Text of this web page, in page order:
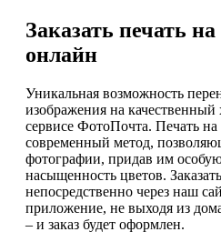
Заказать печать на
онлайн
Уникальная возможность
изображения на качественный
сервисе ФотоПочта. Печать на
современный метод,
фотографии, придав им
насыщенность цветов.
непосредственно через наш
приложение, не выходя из
– и заказ будет оформлен.